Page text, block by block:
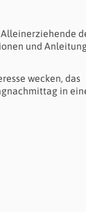
und
wecken, das
in